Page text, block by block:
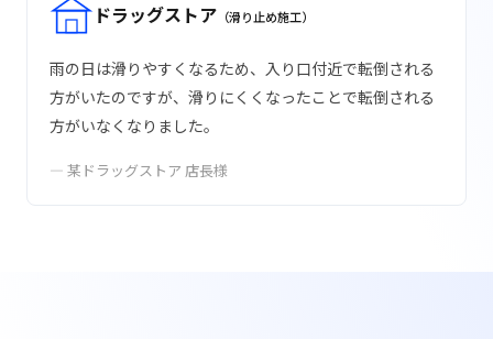
ドラッグストア （滑り止め施工）
雨の日は滑りやすくなるため、入り口付近で転倒される
方がいたのですが、滑りにくくなったことで転倒される
方がいなくなりました。
— 某ドラッグストア 店長様